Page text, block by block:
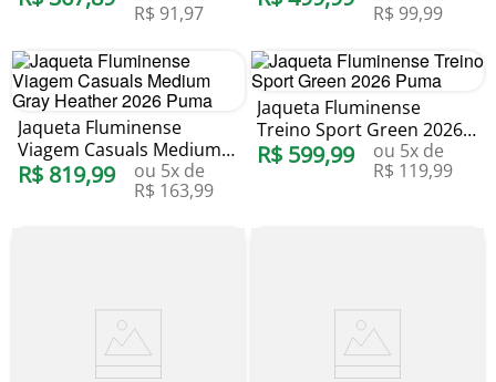
R$ 91,97
R$ 99,99
Jaqueta Fluminense
Viagem Casuals Medium
Gray Heather 2026 Puma
R$ 819,99 ou 5x de
R$ 163,99
Jaqueta Fluminense
Treino Sport Green 2026
Puma
R$ 599,99 ou 5x de
R$ 119,99